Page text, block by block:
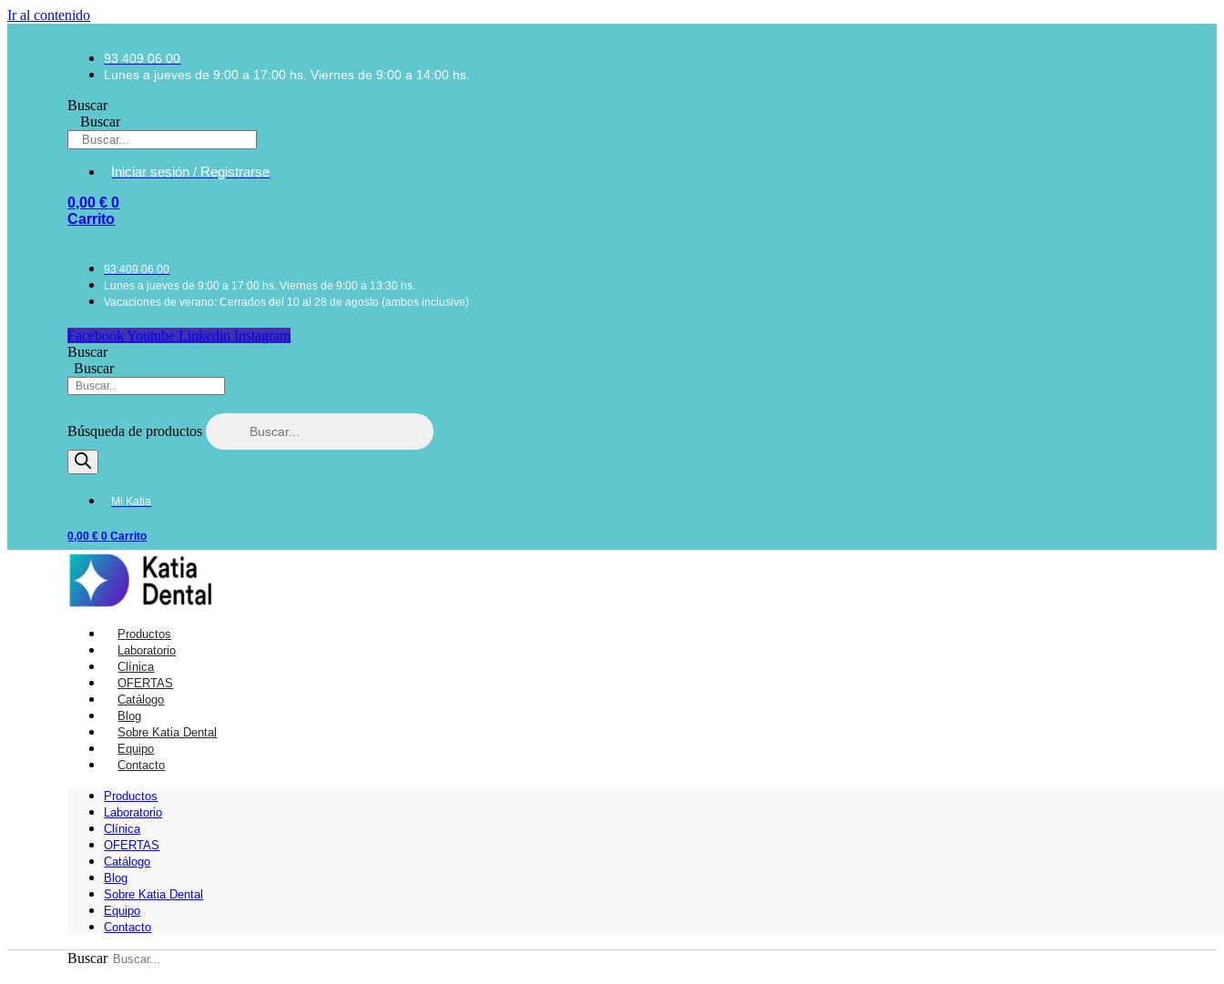
Ir al contenido
93 409 06 00
Lunes a jueves de 9:00 a 17:00 hs. Viernes de 9:00 a 14:00 hs.
Buscar
Buscar
Iniciar sesión / Registrarse
0,00€ 0
Carrito
93 409 06 00
Lunes a jueves de 9:00 a 17:00 hs. Viernes de 9:00 a 13:30 hs.
Vacaciones de verano: Cerrados del 10 al 28 de agosto (ambos inclusive)
Facebook Youtube Linkedin Instagram
Buscar
Buscar
Búsqueda de productos
Mi Katia
0,00€ 0 Carrito
Productos
Laboratorio
Clínica
OFERTAS
Catálogo
Blog
Sobre Katia Dental
Equipo
Contacto
Productos
Laboratorio
Clínica
OFERTAS
Catálogo
Blog
Sobre Katia Dental
Equipo
Contacto
Buscar